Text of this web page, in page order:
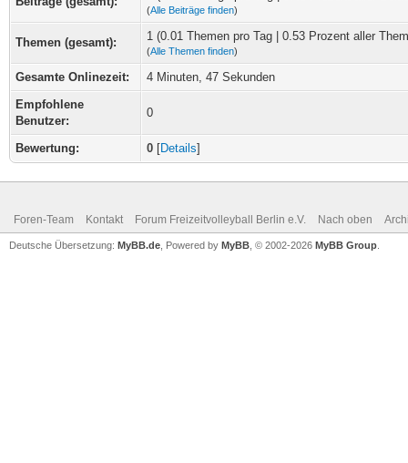
(Alle Beiträge finden)
Themen (gesamt): 1 (0.01 Themen pro Tag | 0.53 Prozent aller
(Alle Themen finden)
Gesamte Onlinezeit:
4 Minuten, 47 Sekunden
Empfohlene
Benutzer:
0
Bewertung: 0 [Details]
Foren-Team Kontakt Forum Freizeitvolleyball Berlin e.V. Nach oben
Deutsche Übersetzung: MyBB.de , Powered by MyBB , © 2002-2026 MyBB Group